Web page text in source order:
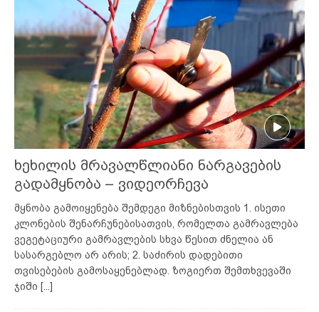
ხეხილის მრავალწლიანი ნარგავების
გადამყნობა – ვიდეორჩევა
მყნობა გამოიყენება შემდეგი მიზნებისთვის 1. ისეთი
კლონების შენარჩუნებისათვის, რომელთა გამრავლება
ვეგეტაციური გამრავლების სხვა წესით ძნელია ან
სასარგებლო არ არის; 2. საძირის დადებითი
თვისებების გამოსაყენებლად. ზოგიერთ შემთხვევაში
ჯიში [...]